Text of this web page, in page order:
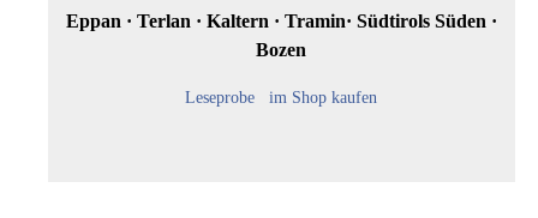
Eppan · Terlan · Kaltern · Tramin· Südtirols Süden ·
Bozen
Leseprobe im Shop kaufen